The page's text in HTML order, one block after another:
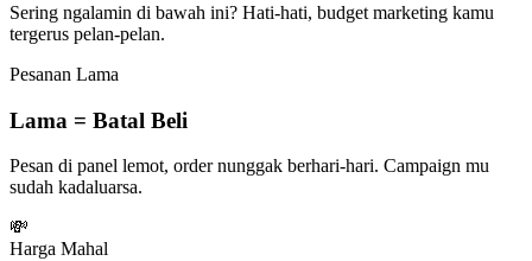
Sering ngalamin di bawah ini? Hati-hati, budget marketing kamu
tergerus pelan-pelan.
Pesanan Lama
Lama = Batal Beli
Pesan di panel lemot, order nunggak berhari-hari. Campaign mu
sudah kadaluarsa.
💸
Harga Mahal